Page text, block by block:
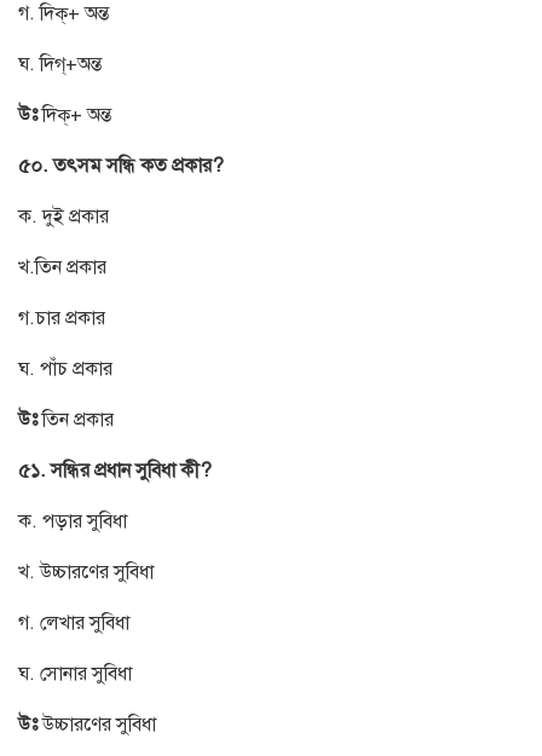
গ. দিক্+ অন্ত
ঘ. দিগ্+অন্ত
উঃদিক্+ অন্ত
৫০. তৎসম সন্ধি কত প্রকার?
ক. দুই প্রকার
খ.তিন প্রকার
গ.চার প্রকার
ঘ. পাঁচ প্রকার
উঃতিন প্রকার
৫১. সন্ধির প্রধান সুবিধা কী?
ক. পড়ার সুবিধা
খ. উচ্চারণের সুবিধা
গ. লেখার সুবিধা
ঘ. সোনার সুবিধা
উঃউচ্চারণের সুবিধা